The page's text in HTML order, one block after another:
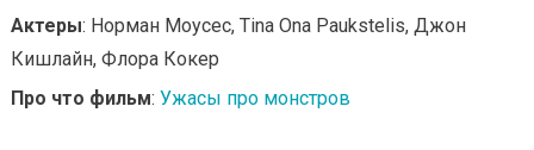
Актеры: Норман Моусес, Tina Ona Paukstelis, Джон
Кишлайн, Флора Кокер
Про что фильм: Ужасы про монстров